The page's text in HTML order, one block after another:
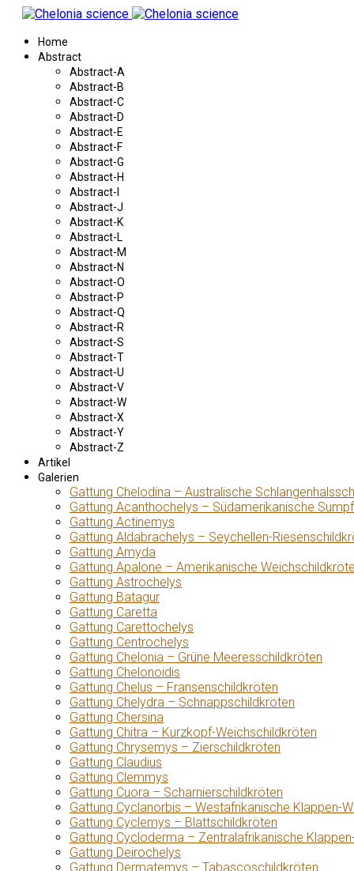
Home
Abstract
Abstract-A
Abstract-B
Abstract-C
Abstract-D
Abstract-E
Abstract-F
Abstract-G
Abstract-H
Abstract-I
Abstract-J
Abstract-K
Abstract-L
Abstract-M
Abstract-N
Abstract-O
Abstract-P
Abstract-Q
Abstract-R
Abstract-S
Abstract-T
Abstract-U
Abstract-V
Abstract-W
Abstract-X
Abstract-Y
Abstract-Z
Artikel
Galerien
Gattung Chelodina – Australische
Gattung Acanthochelys – Südamerikanische
Gattung Actinemys
Gattung Aldabrachelys – Seychellen-
Gattung Amyda
Gattung Apalone – Amerikanische
Gattung Astrochelys
Gattung Batagur
Gattung Caretta
Gattung Carettochelys
Gattung Centrochelys
Gattung Chelonia – Grüne Meeresschildkröten
Gattung Chelonoidis
Gattung Chelus – Fransenschildkröten
Gattung Chelydra – Schnappschildkröten
Gattung Chersina
Gattung Chitra – Kurzkopf-Weichschildkröten
Gattung Chrysemys – Zierschildkröten
Gattung Claudius
Gattung Clemmys
Gattung Cuora – Scharnierschildkröten
Gattung Cyclanorbis – Westafrikanische Klappen-
Gattung Cyclemys – Blattschildkröten
Gattung Cycloderma – Zentralafrikanische
Gattung Deirochelys
Gattung Dermatemys – Tabascoschildkröten